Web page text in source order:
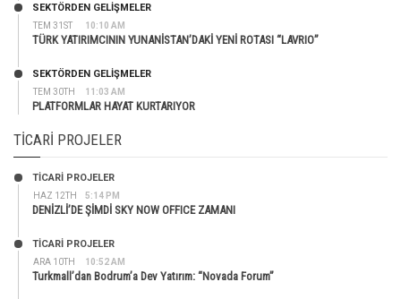
TEM 31ST 10:10 AM
SEKTÖRDEN GELIŞMELER
TÜRK YATIRIMCININ YUNANİSTAN’DAKİ YENİ ROTASI “LAVRIO”
TEM 30TH 11:03 AM
SEKTÖRDEN GELIŞMELER
PLATFORMLAR HAYAT KURTARIYOR
TICARI PROJELER
HAZ 12TH 5:14 PM
TİCARİ PROJELER
DENİZLİ’DE ŞİMDİ SKY NOW OFFICE ZAMANI
ARA 10TH 10:52 AM
TİCARİ PROJELER
Turkmall’dan Bodrum’a Dev Yatırım: “Novada Forum”